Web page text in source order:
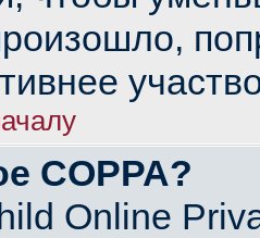
COPPA?
Online